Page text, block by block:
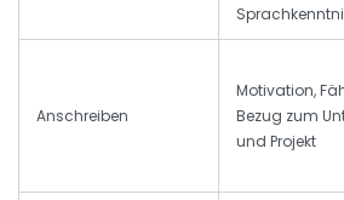
Anschreiben
Motivation,
Bezug zum
und Projekt